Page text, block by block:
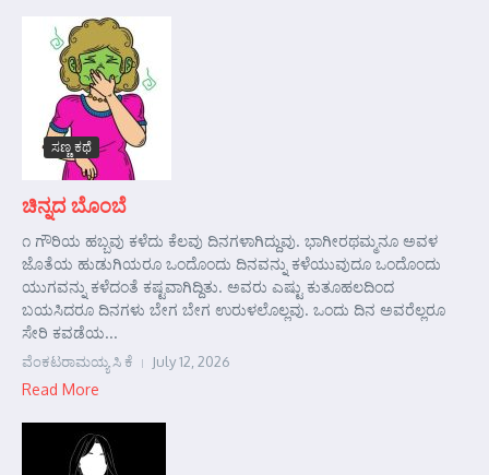
ಸಣ್ಣ ಕಥೆ
ಚಿನ್ನದ ಬೊಂಬೆ
೧ ಗೌರಿಯ ಹಬ್ಬವು ಕಳೆದು ಕೆಲವು ದಿನಗಳಾಗಿದ್ದುವು. ಭಾಗೀರಥಮ್ಮನೂ ಅವಳ
ಜೊತೆಯ ಹುಡುಗಿಯರೂ ಒಂದೊಂದು ದಿನವನ್ನು ಕಳೆಯುವುದೂ ಒಂದೊಂದು
ಯುಗವನ್ನು ಕಳೆದಂತೆ ಕಷ್ಟವಾಗಿದ್ದಿತು. ಅವರು ಎಷ್ಟು ಕುತೂಹಲದಿಂದ
ಬಯಸಿದರೂ ದಿನಗಳು ಬೇಗ ಬೇಗ ಉರುಳಲೊಲ್ಲವು. ಒಂದು ದಿನ ಅವರೆಲ್ಲರೂ
ಸೇರಿ ಕವಡೆಯ...
ವೆಂಕಟರಾಮಯ್ಯ ಸಿ ಕೆ July 12, 2026
Read More